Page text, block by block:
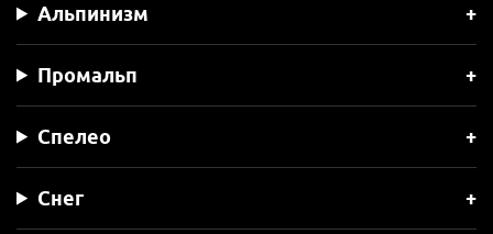
Альпинизм
Промальп
Спелео
Снег